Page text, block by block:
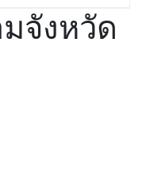
จังหวัด